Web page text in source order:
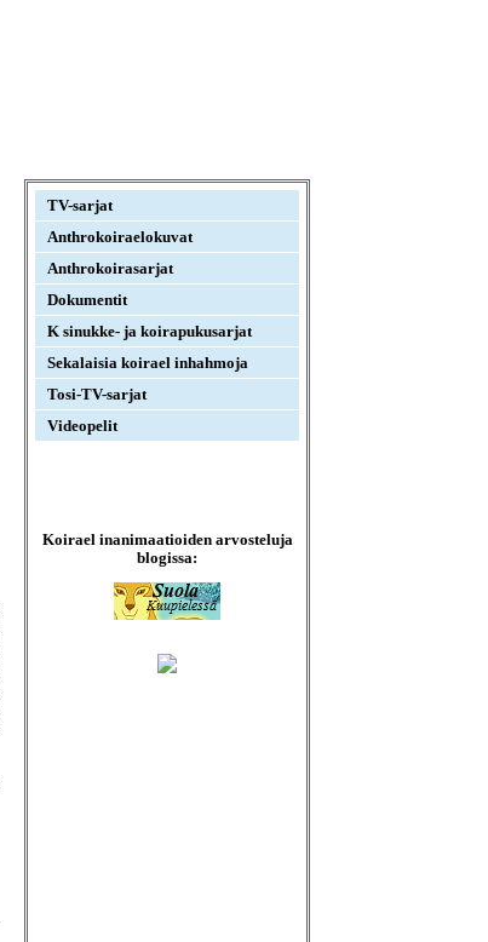
TV-sarjat
Anthrokoiraelokuvat
Anthrokoirasarjat
Dokumentit
K sinukke- ja koirapukusarjat
Sekalaisia koirael inhahmoja
Tosi-TV-sarjat
Videopelit
Koirael inanimaatioiden arvosteluja
blogissa: